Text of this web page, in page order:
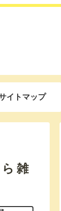
イトマップ
雑